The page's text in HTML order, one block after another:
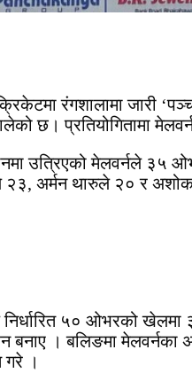
रंगशालामा जारी
छ। प्रतियोगितामा
उत्रिएको मेलवर्नले ३५
अर्मन थारुले २० र अशोक
निर्धारित ५० ओभरको
बनाए । बलिङमा
गरे ।